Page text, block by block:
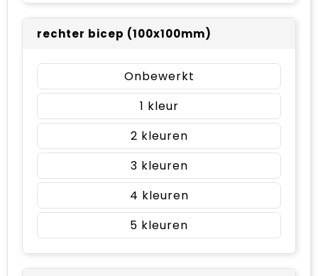
rechter bicep (100x100mm)
Onbewerkt
1
2
3
4
5